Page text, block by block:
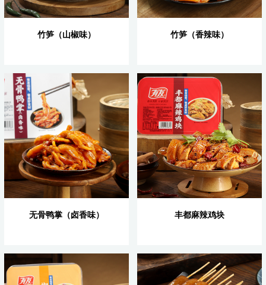
竹笋（山椒味） 竹笋（香辣味）
无骨鸭掌（卤香味） 丰都麻辣鸡块